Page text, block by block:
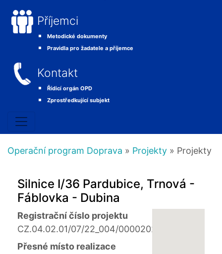
Příjemci
Metodické dokumenty
Pravidla pro žadatele a příjemce
Kontakt
Řídicí orgán OPD
Zprostředkující subjekt
Operační program Doprava » Projekty » Projekty
Silnice I/36 Pardubice, Trnová -
Fáblovka - Dubina
Registrační číslo projektu
CZ.04.02.01/07/22_004/0000202
Přesné místo realizace